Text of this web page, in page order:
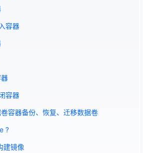
容器
容器
容器备份、恢复、迁移数据卷
?
建镜像